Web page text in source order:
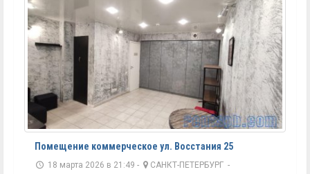
Помещение коммерческое ул. Восстания 25
18 марта 2026 в 21:49 - САНКТ-ПЕТЕРБУРГ -